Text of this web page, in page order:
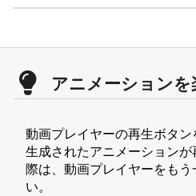
アニメーション
動画プレイヤーの再生ボタ
生成されたアニメーション
際は、動画プレイヤーをも
い。